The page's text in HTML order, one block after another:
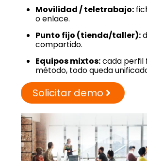
Movilidad / teletrabajo:
o enlace.
Punto fijo (tienda/taller):
compartido.
Equipos mixtos:cada perfil
método, todo queda
Solicitar demo